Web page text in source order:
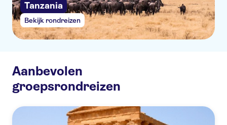
Tanzania
Bekijk rondreizen
Aanbevolen
groepsrondreizen